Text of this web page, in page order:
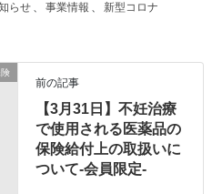
らせ 、 事業情報 、 新型コロナ
前の記事
【3月31日】不妊治療
で使用される医薬品の
保険給付上の取扱いに
ついて-会員限定-